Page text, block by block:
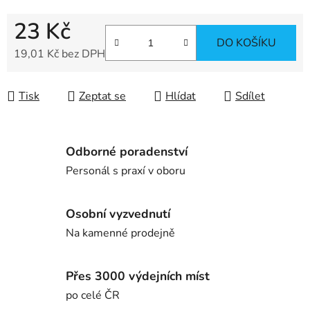
23 Kč
19,01 Kč bez DPH
DO KOŠÍKU
Tisk Zeptat se Hlídat Sdílet
Odborné poradenství
Personál s praxí v oboru
Osobní vyzvednutí
Na kamenné prodejně
Přes 3000 výdejních míst
po celé ČR